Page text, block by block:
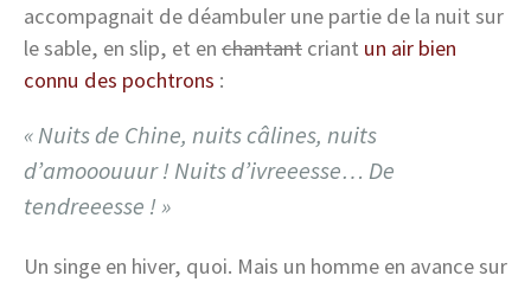
accompagnait de déambuler une partie de la nuit sur
le sable, en slip, et en chantant criant un air bien
connu des pochtrons :
« Nuits de Chine, nuits câlines, nuits
d’amooouuur ! Nuits d’ivreeesse… De
tendreeesse ! »
Un singe en hiver, quoi. Mais un homme en avance sur